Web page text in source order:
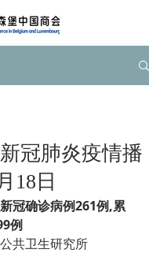
冠肺炎疫情播
18日
冠确诊病例261例,累
例
共卫生研究所